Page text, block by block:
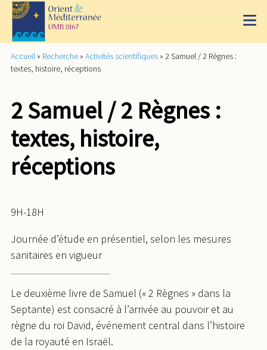
Accueil » Recherche » Activités scientifiques » 2 Samuel / 2 Règnes :
textes, histoire, réceptions
2 Samuel / 2 Règnes :
textes, histoire,
réceptions
9H-18H
Journée d’étude en présentiel, selon les mesures
sanitaires en vigueur
Le deuxième livre de Samuel (« 2 Règnes » dans la
Septante) est consacré à l’arrivée au pouvoir et au
règne du roi David, événement central dans l’histoire
de la royauté en Israël.